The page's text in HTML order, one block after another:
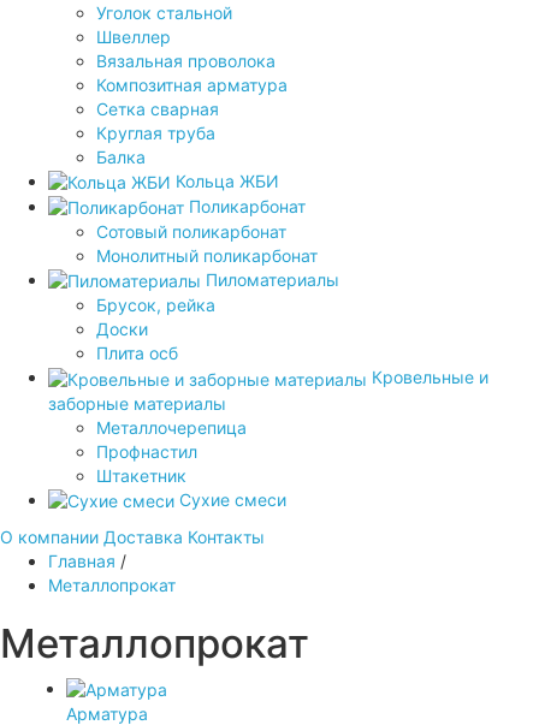
Уголок стальной
Швеллер
Вязальная проволока
Композитная арматура
Сетка сварная
Круглая труба
Балка
Кольца ЖБИ
Поликарбонат
Сотовый поликарбонат
Монолитный поликарбонат
Пиломатериалы
Брусок, рейка
Доски
Плита осб
Кровельные и
заборные материалы
Металлочерепица
Профнастил
Штакетник
Сухие смеси
О компании Доставка Контакты
Главная /
Металлопрокат
Металлопрокат
Арматура